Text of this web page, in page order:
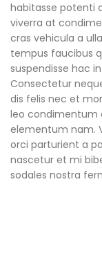
habitasse potenti
viverra at
cras vehicula a
tempus faucibus
suspendisse hac
Consectetur
dis felis nec et
leo condimentum
elementum nam.
orci parturient a
nascetur et mi
sodales nostra